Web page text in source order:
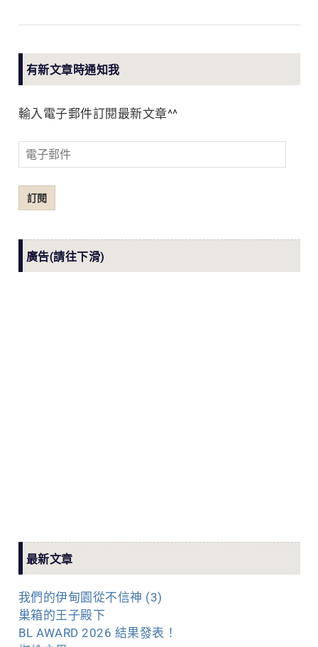
有新文章時通知我
輸入電子郵件訂閱最新文章^^
電
子
郵
件
訂閱
廣告(請往下滑)
最新文章
我們的伊甸園從不信神 (3)
巢箱的王子殿下
BL AWARD 2026 結果發表！